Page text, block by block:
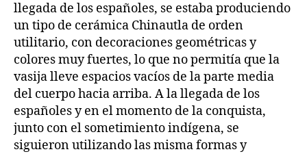
llegada de los españoles, se estaba produciendo
un tipo de cerámica Chinautla de orden
utilitario, con decoraciones geométricas y
colores muy fuertes, lo que no permitía que la
vasija lleve espacios vacíos de la parte media
del cuerpo hacia arriba. A la llegada de los
españoles y en el momento de la conquista,
junto con el sometimiento indígena, se
siguieron utilizando las misma formas y